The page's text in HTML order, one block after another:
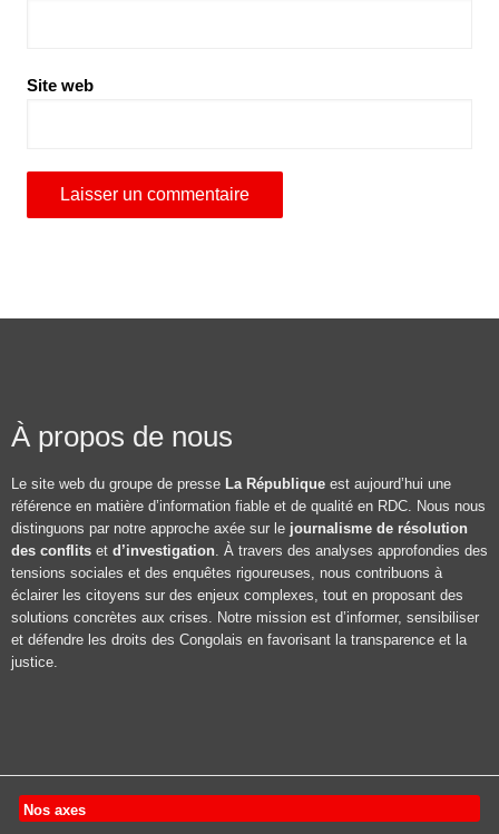
Site web
À propos de nous
Le site web du groupe de presse La République est aujourd’hui une
référence en matière d’information fiable et de qualité en RDC. Nous nous
distinguons par notre approche axée sur le journalisme de résolution
des conflits et d’investigation. À travers des analyses approfondies des
tensions sociales et des enquêtes rigoureuses, nous contribuons à
éclairer les citoyens sur des enjeux complexes, tout en proposant des
solutions concrètes aux crises. Notre mission est d’informer, sensibiliser
et défendre les droits des Congolais en favorisant la transparence et la
justice.
Nos axes